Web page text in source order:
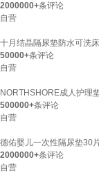
2000000+条评论
自营
十月结晶隔尿垫防水可洗
50000+条评论
自营
NORTHSHORE成人护理
500000+条评论
自营
德佑婴儿一次性隔尿垫30
2000000+条评论
自营